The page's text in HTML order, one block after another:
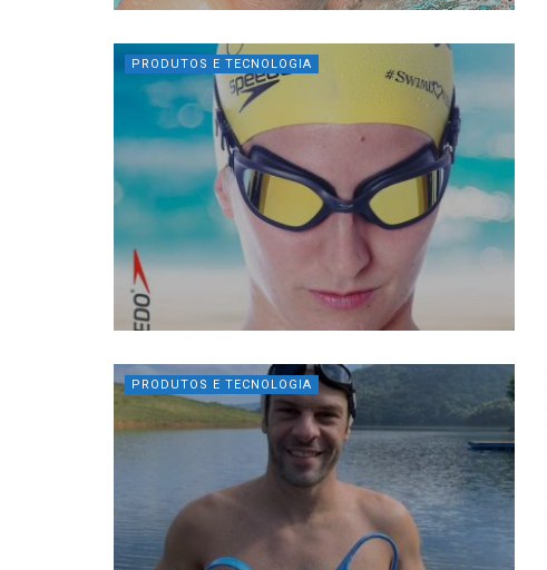
PRODUTOS E TECNOLOGIA
PRODUTOS E TECNOLOGIA